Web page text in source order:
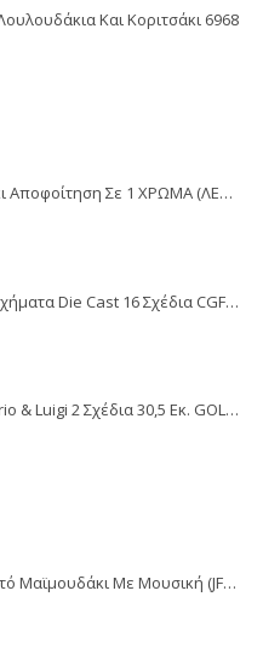
Και Κοριτσάκι 6968
Λούτρινο Αρκουδάκι Αποφοίτηση Σε 1 ΧΡΩΜΑ (ΛΕΥΚΟ)25Εκ 1850
Fisher-Price Blaze Οχήματα Die Cast 16 Σχέδια CGF20
Λούτρινα Super Mario & Luigi 2 Σχέδια 30,5 Εκ. GOL13769
Fisher Price Κρεμαστό Μαϊμουδάκι Με Μουσική (JFF02)